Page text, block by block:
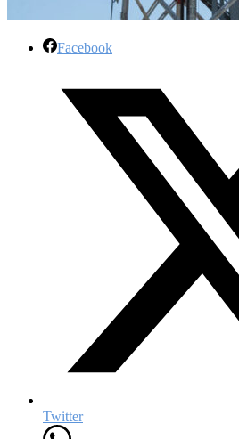
Facebook
Twitter